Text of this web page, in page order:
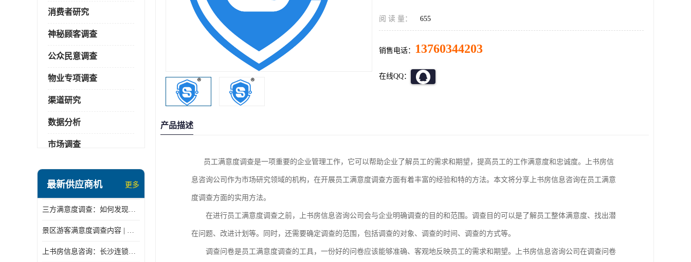
消费者研究
神秘顾客调查
公众民意调查
物业专项调查
渠道研究
数据分析
市场调查
最新供应商机 更多
三方满意度调查：如何发现潜在商机
景区游客满意度调查内容 | 景区游客满意度调查指标设计
上书房信息咨询：长沙连锁餐饮神秘顾客怎么做
阅 读 量： 655
销售电话： 13760344203
在线QQ：
产品描述
员工满意度调查是一项重要的企业管理工作，它可以帮助企业了解员工的需求和期望，提高员工的工作满意度和忠诚度。上书房信
息咨询公司作为市场研究领域的机构，在开展员工满意度调查方面有着丰富的经验和特的方法。本文将分享上书房信息咨询在员工满意
度调查方面的实用方法。
在进行员工满意度调查之前，上书房信息咨询公司会与企业明确调查的目的和范围。调查目的可以是了解员工整体满意度、找出潜
在问题、改进计划等。同时，还需要确定调查的范围，包括调查的对象、调查的时间、调查的方式等。
调查问卷是员工满意度调查的工具，一份好的问卷应该能够准确、客观地反映员工的需求和期望。上书房信息咨询公司在调查问卷